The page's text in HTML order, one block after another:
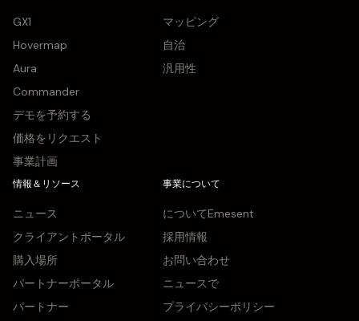
GX1
Hovermap
Aura
Commander
デモを予約する
価格をリクエスト
事業計画
マッピング
自治
汎用性
情報＆リソース
ニュース
クライアントポータル
購入場所
パートナーポータル
パートナー
事業について
についてEmesent
採用情報
お問い合わせ
ニュースで
プライバシーポリシー